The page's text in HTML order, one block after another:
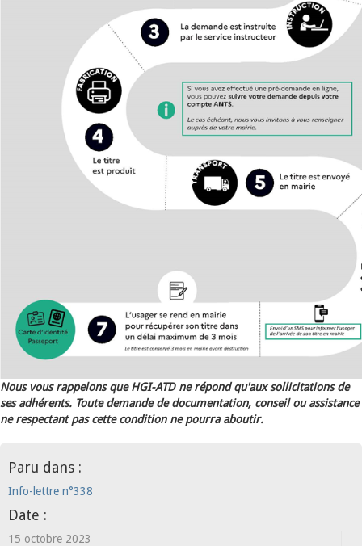
Nous vous rappelons que HGI-ATD ne répond qu'aux sollicitations de
ses adhérents. Toute demande de documentation, conseil ou assistance
ne respectant pas cette condition ne pourra aboutir.
Paru dans :
Info-lettre n°338
Date :
15 octobre 2023